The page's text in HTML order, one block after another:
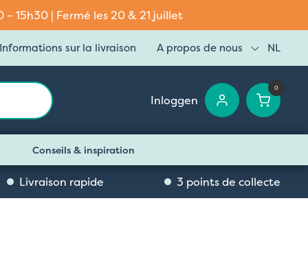
15h30 | Fermé les 20 & 21 juillet
Informations sur la livraison A propos de nous NL
Inloggen
0
Conseils & inspiration
Livraison rapide 3 points de collecte